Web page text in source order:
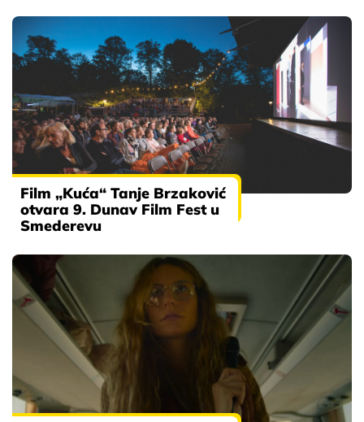
Film „Kuća“ Tanje Brzaković
otvara 9. Dunav Film Fest u
Smederevu